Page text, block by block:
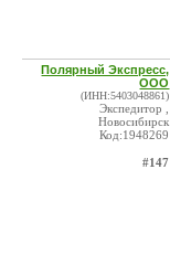
Полярный Экспресс,
ООО
(ИНН:5403048861)
Экспедитор ,
Новосибирск
Код:1948269
#147